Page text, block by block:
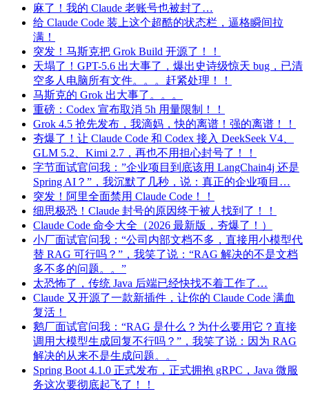
麻了！我的 Claude 老账号也被封了…
给 Claude Code 装上这个超酷的状态栏，逼格瞬间拉
满！
突发！马斯克把 Grok Build 开源了！！
天塌了！GPT-5.6 出大事了，爆出史诗级惊天 bug，已清
空多人电脑所有文件。。。赶紧处理！！
马斯克的 Grok 出大事了。。。
重磅：Codex 宣布取消 5h 用量限制！！
Grok 4.5 抢先发布，我滴妈，快的离谱！强的离谱！！
夯爆了！让 Claude Code 和 Codex 接入 DeekSeek V4、
GLM 5.2、Kimi 2.7，再也不用担心封号了！！
字节面试官问我：”企业项目到底该用 LangChain4j 还是
Spring AI？”，我沉默了几秒，说：真正的企业项目…
突发！阿里全面禁用 Claude Code！！
细思极恐！Claude 封号的原因终于被人找到了！！
Claude Code 命令大全（2026 最新版，夯爆了！）
小厂面试官问我：“公司内部文档不多，直接用小模型代
替 RAG 可行吗？”，我笑了说：“RAG 解决的不是文档
多不多的问题。。”
太恐怖了，传统 Java 后端已经快找不着工作了…
Claude 又开源了一款新插件，让你的 Claude Code 满血
复活！
鹅厂面试官问我：“RAG 是什么？为什么要用它？直接
调用大模型生成回复不行吗？”，我笑了说：因为 RAG
解决的从来不是生成问题。。
Spring Boot 4.1.0 正式发布，正式拥抱 gRPC，Java 微服
务这次要彻底起飞了！！